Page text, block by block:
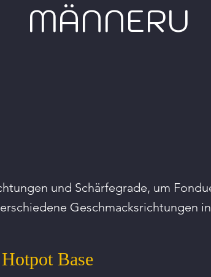
MÄNNERU
und Schärfegrade, um
Geschmacksrichtungen
Base